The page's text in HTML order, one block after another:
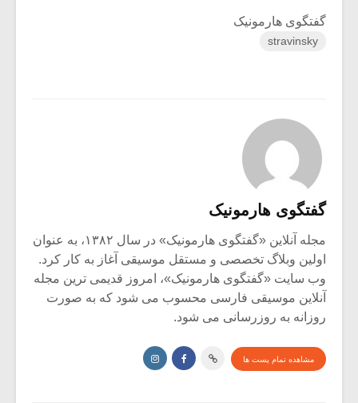
گفتگوی هارمونیک
stravinsky
گفتگوی هارمونیک
مجله آنلاین «گفتگوی هارمونیک» در سال ۱۳۸۲، به عنوان
اولین وبلاگ تخصصی و مستقل موسیقی آغاز به کار کرد.
وب سایت «گفتگوی هارمونیک»، امروز قدیمی ترین مجله
آنلاین موسیقی فارسی محسوب می شود که به صورت
روزانه به روزرسانی می شود.
مشاهده تمام پست ها